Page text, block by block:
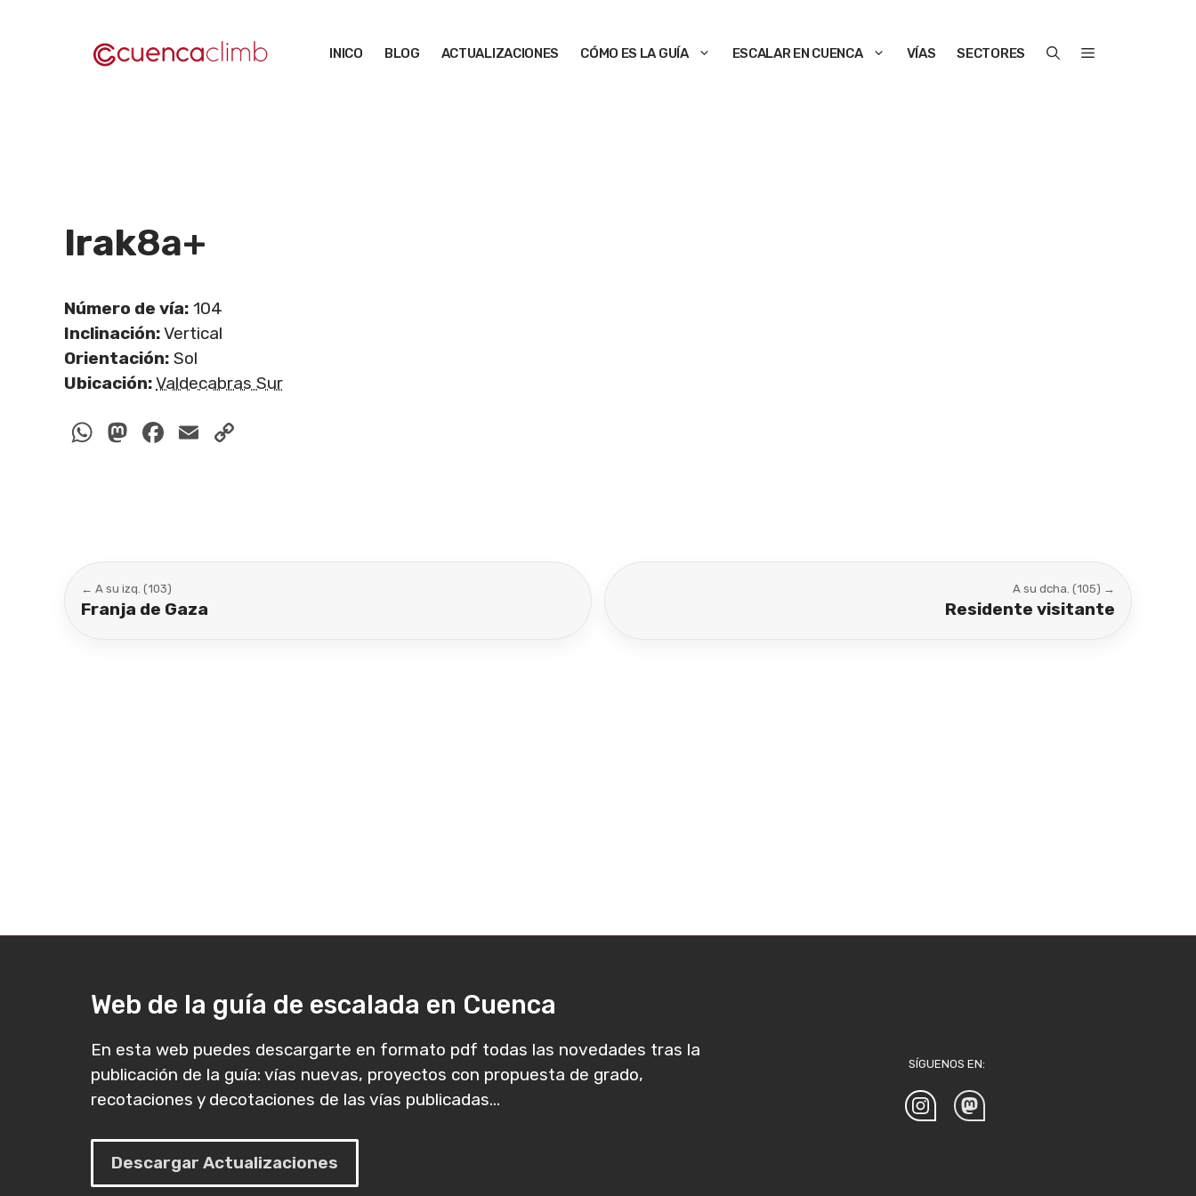
INICO BLOG ACTUALIZACIONES CÓMO ES LA GUÍA ESCALAR EN CUENCA VÍAS SECTORES
Irak8a+
Número de vía: 104
Inclinación:Vertical
Orientación: Sol
Ubicación:Valdecabras Sur
WhatsApp
Mastodon
Facebook
Email
← A su izq. (103)
Franja de Gaza
A su dcha. (105) →
Residente visitante
Web de la guía de escalada en Cuenca
En esta web puedes descargarte en formato pdf todas las novedades tras la
publicación de la guía: vías nuevas, proyectos con propuesta de grado,
recotaciones y decotaciones de las vías publicadas...
Descargar Actualizaciones
SÍGUENOS EN: